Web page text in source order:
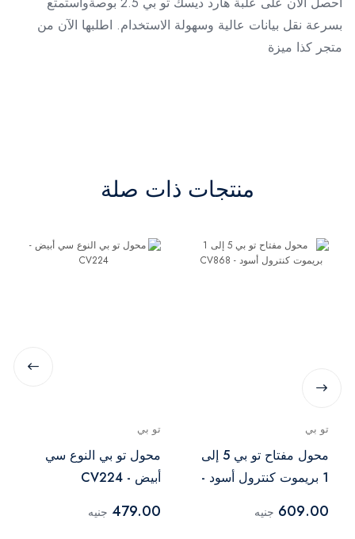
بسرعة نقل بيانات عالية وسهولة الاستخدام. اطلبها الآن من
متجر كذا ميزة
منتجات ذات صلة
تو بي
محول مفتاح تو بي 5 إلى
1 بريموت كنترول أسود -
609.00 جنيه
تو بي
محول تو بي النوع سي
أبيض - CV224
479.00 جنيه